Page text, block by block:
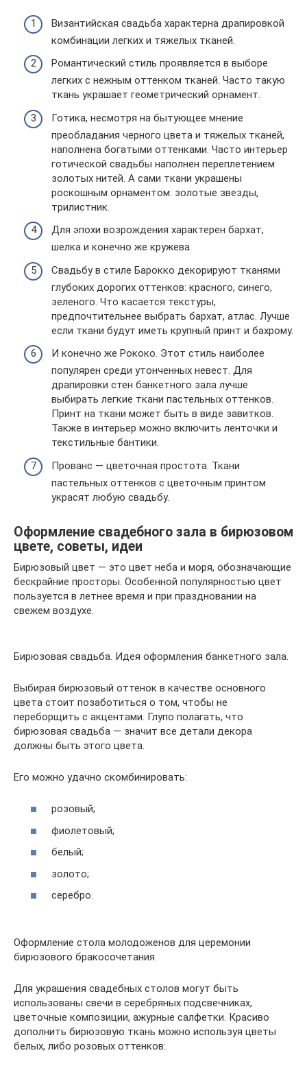
Византийская свадьба характерна драпировкой
комбинации легких и тяжелых тканей.
Романтический стиль проявляется в выборе
легких с нежным оттенком тканей. Часто такую
ткань украшает геометрический орнамент.
Готика, несмотря на бытующее мнение
преобладания черного цвета и тяжелых тканей,
наполнена богатыми оттенками. Часто интерьер
готической свадьбы наполнен переплетением
золотых нитей. А сами ткани украшены
роскошным орнаментом: золотые звезды,
трилистник.
Для эпохи возрождения характерен бархат,
шелка и конечно же кружева.
Свадьбу в стиле Барокко декорируют тканями
глубоких дорогих оттенков: красного, синего,
зеленого. Что касается текстуры,
предпочтительнее выбрать бархат, атлас. Лучше
если ткани будут иметь крупный принт и бахрому.
И конечно же Рококо. Этот стиль наиболее
популярен среди утонченных невест. Для
драпировки стен банкетного зала лучше
выбирать легкие ткани пастельных оттенков.
Принт на ткани может быть в виде завитков.
Также в интерьер можно включить ленточки и
текстильные бантики.
Прованс — цветочная простота. Ткани
пастельных оттенков с цветочным принтом
украсят любую свадьбу.
Оформление свадебного зала в бирюзовом
цвете, советы, идеи
Бирюзовый цвет — это цвет неба и моря, обозначающие
бескрайние просторы. Особенной популярностью цвет
пользуется в летнее время и при праздновании на
свежем воздухе.
Бирюзовая свадьба. Идея оформления банкетного зала.
Выбирая бирюзовый оттенок в качестве основного
цвета стоит позаботиться о том, чтобы не
переборщить с акцентами. Глупо полагать, что
бирюзовая свадьба — значит все детали декора
должны быть этого цвета.
Его можно удачно скомбинировать:
розовый;
фиолетовый;
белый;
золото;
серебро.
Оформление стола молодоженов для церемонии
бирюзового бракосочетания.
Для украшения свадебных столов могут быть
использованы свечи в серебряных подсвечниках,
цветочные композиции, ажурные салфетки. Красиво
дополнить бирюзовую ткань можно используя цветы
белых, либо розовых оттенков: